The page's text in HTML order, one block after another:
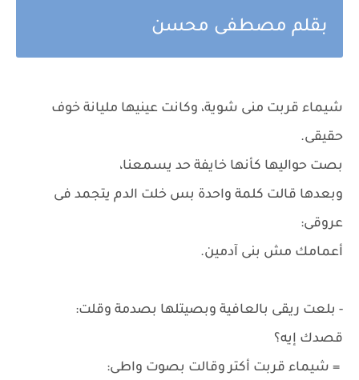
بقلم مصطفى محسن
شيماء قربت منى شوية، وكانت عينيها مليانة خوف
حقيقى.
بصت حواليها كأنها خايفة حد يسمعنا،
وبعدها قالت كلمة واحدة بس خلت الدم يتجمد فى
عروقى:
أعمامك مش بنى آدمين.
- بلعت ريقى بالعافية وبصيتلها بصدمة وقلت:
قصدك إيه؟
= شيماء قربت أكتر وقالت بصوت واطى: